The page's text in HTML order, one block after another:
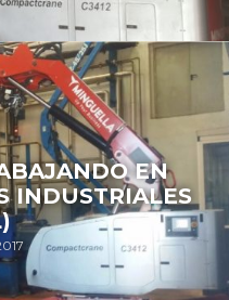
EN
INDUSTRIALES